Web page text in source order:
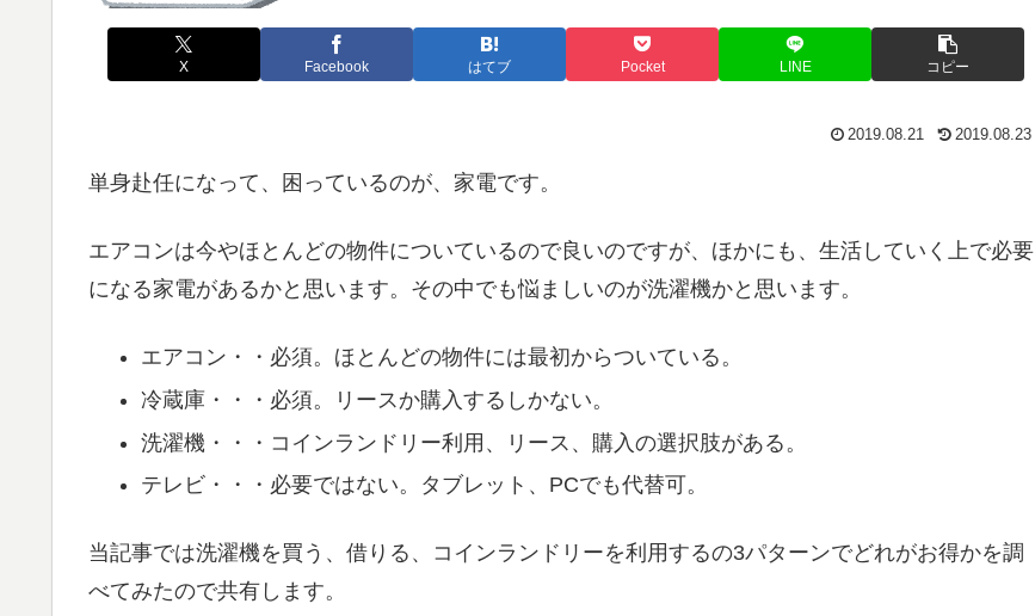
X Facebook はてブ Pocket LINE コピー
2019.08.21 2019.08.23
単身赴任になって、困っているのが、家電です。
エアコンは今やほとんどの物件についているので良いのですが、ほかにも、生活していく上で必要
になる家電があるかと思います。その中でも悩ましいのが洗濯機かと思います。
エアコン・・必須。ほとんどの物件には最初からついている。
冷蔵庫・・・必須。リースか購入するしかない。
洗濯機・・・コインランドリー利用、リース、購入の選択肢がある。
テレビ・・・必要ではない。タブレット、PCでも代替可。
当記事では洗濯機を買う、借りる、コインランドリーを利用するの3パターンでどれがお得かを調
べてみたので共有します。